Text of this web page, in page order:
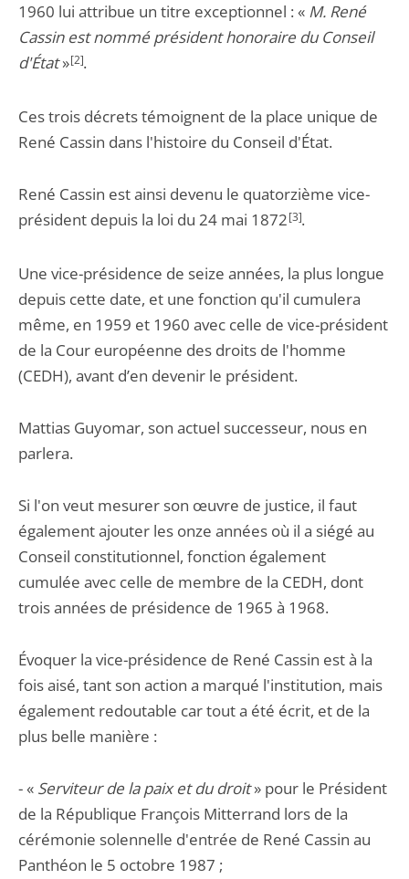
1960 lui attribue un titre exceptionnel : « M. René
Cassin est nommé président honoraire du Conseil
d'État»[2].
Ces trois décrets témoignent de la place unique de
René Cassin dans l'histoire du Conseil d'État.
René Cassin est ainsi devenu le quatorzième vice-
président depuis la loi du 24 mai 1872[3].
Une vice-présidence de seize années, la plus longue
depuis cette date, et une fonction qu'il cumulera
même, en 1959 et 1960 avec celle de vice-président
de la Cour européenne des droits de l'homme
(CEDH), avant d’en devenir le président.
Mattias Guyomar, son actuel successeur, nous en
parlera.
Si l'on veut mesurer son œuvre de justice, il faut
également ajouter les onze années où il a siégé au
Conseil constitutionnel, fonction également
cumulée avec celle de membre de la CEDH, dont
trois années de présidence de 1965 à 1968.
Évoquer la vice-présidence de René Cassin est à la
fois aisé, tant son action a marqué l'institution, mais
également redoutable car tout a été écrit, et de la
plus belle manière :
- « Serviteur de la paix et du droit» pour le Président
de la République François Mitterrand lors de la
cérémonie solennelle d'entrée de René Cassin au
Panthéon le 5 octobre 1987 ;